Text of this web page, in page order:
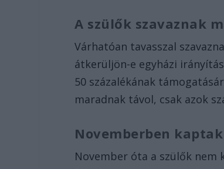
A szülők szavaznak
Várhatóan tavasszal
átkerüljön-e egyházi
50 százalékának
maradnak távol, csak azok
Novemberben
November óta a szülők